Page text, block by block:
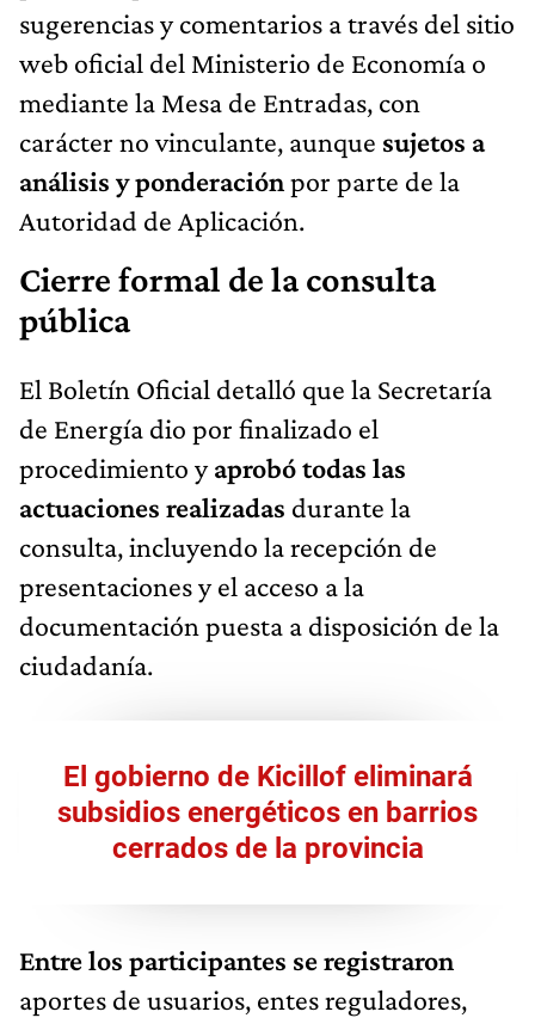
sugerencias y comentarios a través del sitio
web oficial del Ministerio de Economía o
mediante la Mesa de Entradas, con
carácter no vinculante, aunque sujetos a
análisis y ponderaciónpor parte de la
Autoridad de Aplicación.
Cierre formal de la consulta
pública
El Boletín Oficial detalló que la Secretaría
de Energía dio por finalizado el
procedimiento yaprobó todas las
actuaciones realizadas durante la
consulta, incluyendo la recepción de
presentaciones y el acceso a la
documentación puesta a disposición de la
ciudadanía.
El gobierno de Kicillof eliminará
subsidios energéticos en barrios
cerrados de la provincia
Entre los participantes se registraron
aportes de usuarios, entes reguladores,